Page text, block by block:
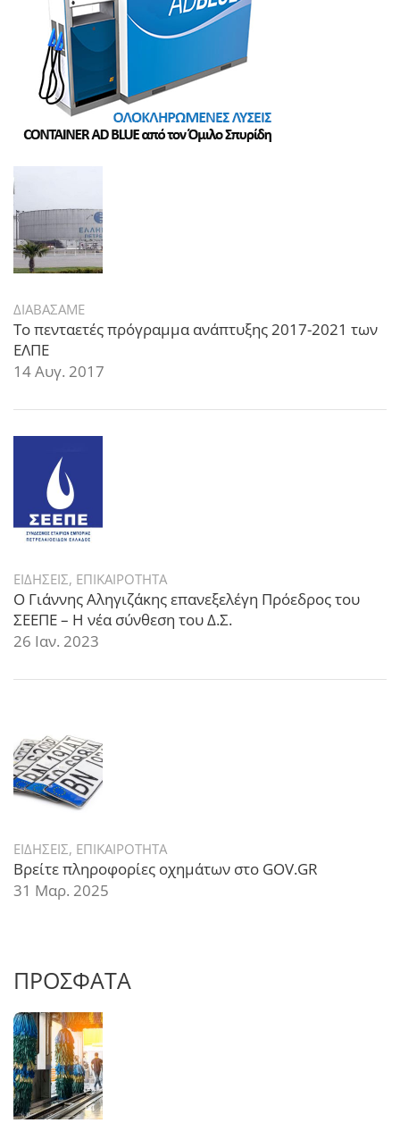
ΔΙΑΒΑΣΑΜΕ
Το πενταετές πρόγραμμα ανάπτυξης 2017-2021 των
ΕΛΠΕ
14 Αυγ. 2017
ΕΙΔΗΣΕΙΣ, ΕΠΙΚΑΙΡΟΤΗΤΑ
Ο Γιάννης Αληγιζάκης επανεξελέγη Πρόεδρος του
ΣΕΕΠΕ – Η νέα σύνθεση του Δ.Σ.
26 Ιαν. 2023
ΕΙΔΗΣΕΙΣ, ΕΠΙΚΑΙΡΟΤΗΤΑ
Βρείτε πληροφορίες οχημάτων στο GOV.GR
31 Μαρ. 2025
ΠΡΟΣΦΑΤΑ